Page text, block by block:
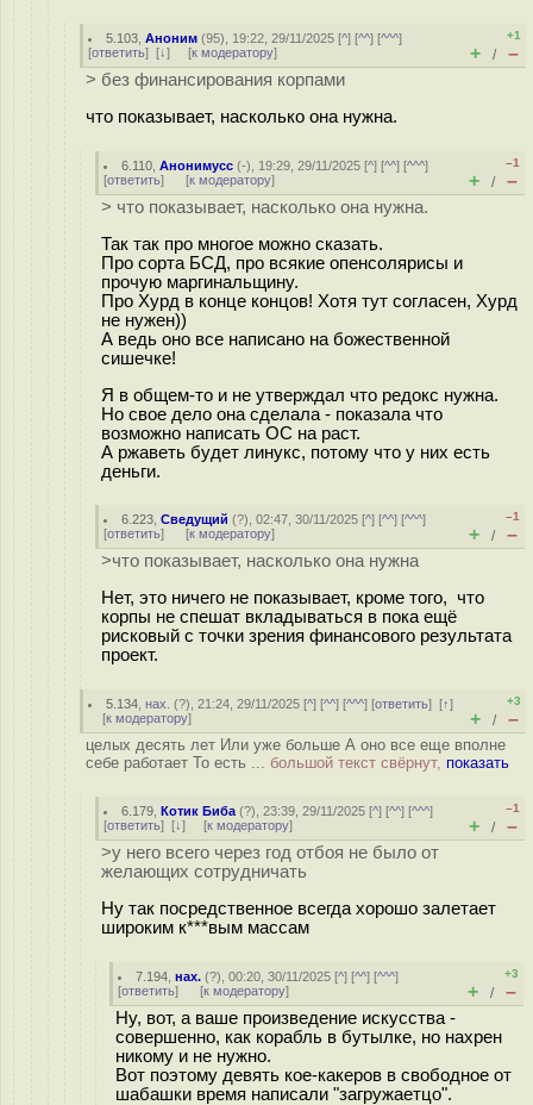
5.103 ,Аноним (95), 19:22, 29/11/2025 [^] [^^] [^^^]
[ответить] [↓] [к модератору]
+1
+ / –
> без финансирования корпами
что показывает, насколько она нужна.
6.110 ,Анонимусс (-), 19:29, 29/11/2025 [^] [^^] [^^^]
[ответить] [к модератору]
–1
+ / –
> что показывает, насколько она нужна.
Так так про многое можно сказать.
Про сорта БСД, про всякие опенсолярисы и
прочую маргинальщину.
Про Хурд в конце концов! Хотя тут согласен, Хурд
не нужен))
А ведь оно все написано на божественной
сишечке!
Я в общем-то и не утверждал что редокс нужна.
Но свое дело она сделала - показала что
возможно написать ОС на раст.
А ржаветь будет линукс, потому что у них есть
деньги.
6.223 ,Сведущий (?), 02:47, 30/11/2025 [^] [^^] [^^^]
[ответить] [к модератору]
–1
+ / –
>что показывает, насколько она нужна
Нет, это ничего не показывает, кроме того, что
корпы не спешат вкладываться в пока ещё
рисковый с точки зрения финансового результата
проект.
5.134 ,нах. (?), 21:24, 29/11/2025 [^] [^^] [^^^] [ответить][↑]
[к модератору]
+3
+ / –
целых десять лет Или уже больше А оно все еще вполне
себе работает То есть ... большой текст свёрнут, показать
6.179 ,Котик Биба (?), 23:39, 29/11/2025 [^] [^^] [^^^]
[ответить] [↓] [к модератору]
–1
+ / –
>у него всего через год отбоя не было от
желающих сотрудничать
Ну так посредственное всегда хорошо залетает
широким к***вым массам
7.194 ,нах. (?), 00:20, 30/11/2025 [^] [^^] [^^^]
[ответить] [к модератору]
+3
+ / –
Ну, вот, а ваше произведение искусства -
совершенно, как корабль в бутылке, но нахрен
никому и не нужно.
Вот поэтому девять кое-какеров в свободное от
шабашки время написали "загружаетцо".